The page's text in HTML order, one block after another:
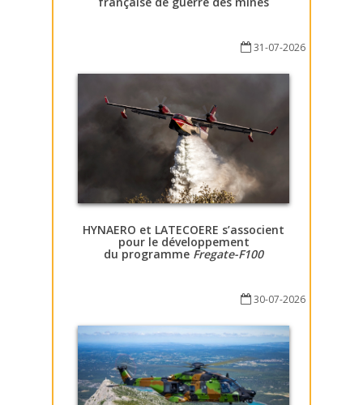
31-07-2026
HYNAERO et LATECOERE s’associent
pour le développement
du programme Fregate-F100
30-07-2026